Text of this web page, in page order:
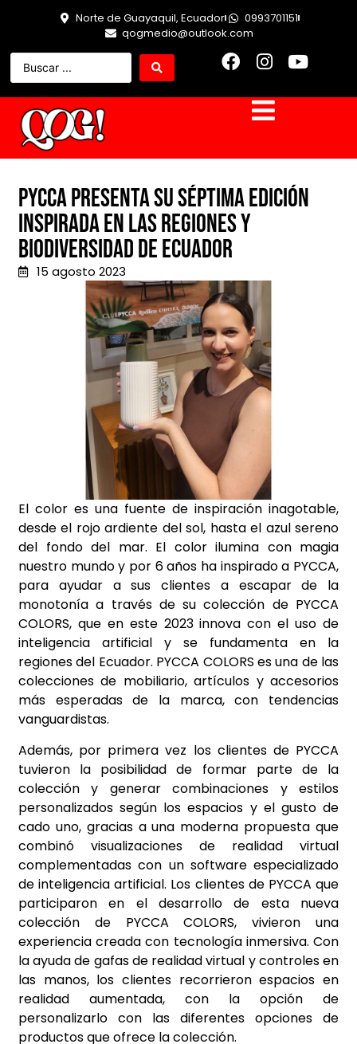
Norte de Guayaquil, Ecuador
0993701151
qogmedio@outlook.com
Pycca presenta su séptima edición
inspirada en las regiones y
biodiversidad de Ecuador
15 agosto 2023
El color es una fuente de inspiración inagotable,
desde el rojo ardiente del sol, hasta el azul sereno
del fondo del mar. El color ilumina con magia
nuestro mundo y por 6 años ha inspirado a PYCCA,
para ayudar a sus clientes a escapar de la
monotonía a través de su colección de PYCCA
COLORS, que en este 2023 innova con el uso de
inteligencia artificial y se fundamenta en la
regiones del Ecuador. PYCCA COLORS es una de las
colecciones de mobiliario, artículos y accesorios
más esperadas de la marca, con tendencias
vanguardistas.
Además, por primera vez los clientes de PYCCA
tuvieron la posibilidad de formar parte de la
colección y generar combinaciones y estilos
personalizados según los espacios y el gusto de
cado uno, gracias a una moderna propuesta que
combinó visualizaciones de realidad virtual
complementadas con un software especializado
de inteligencia artificial. Los clientes de PYCCA que
participaron en el desarrollo de esta nueva
colección de PYCCA COLORS, vivieron una
experiencia creada con tecnología inmersiva. Con
la ayuda de gafas de realidad virtual y controles en
las manos, los clientes recorrieron espacios en
realidad aumentada, con la opción de
personalizarlo con las diferentes opciones de
productos que ofrece la colección.